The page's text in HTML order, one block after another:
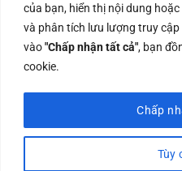
của bạn, hiển thị nội dung
và phân tích lưu lượng truy
vào"Chấp nhận tất cả", bạn
cookie.
Tùy
Chấp
Công ty TNHH Nam Bình
cấp ngày 14/06/2019 bởi
Nội
Copyrights @2023 Nam